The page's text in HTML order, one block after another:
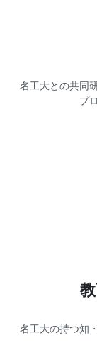
名工大との共同
プ
名工大の持つ知